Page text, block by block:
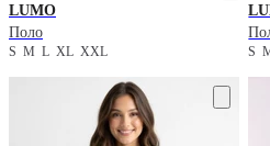
LUMO
Поло
S M L XL XXL S